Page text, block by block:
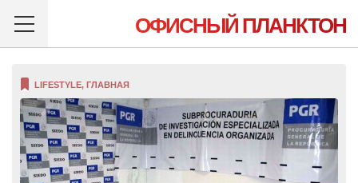
ОФИСНЫЙ ПЛАНКТОН
LIFESTYLE, ГЛАВНАЯ